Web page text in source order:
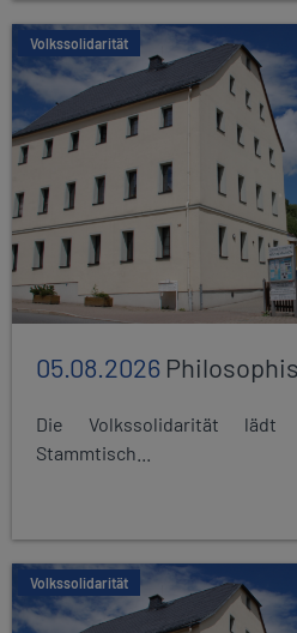
Volkssolidarität
05.08.2026
Die Volkssolidarität lädt
Stammtisch...
Volkssolidarität